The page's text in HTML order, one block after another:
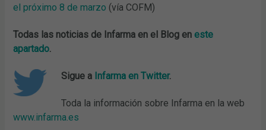
el próximo 8 de marzo (vía COFM)
Todas las noticias de Infarma en el Blog eneste
apartado.
Sigue a Infarma en Twitter.
Toda la información sobre Infarma en la web
www.infarma.es